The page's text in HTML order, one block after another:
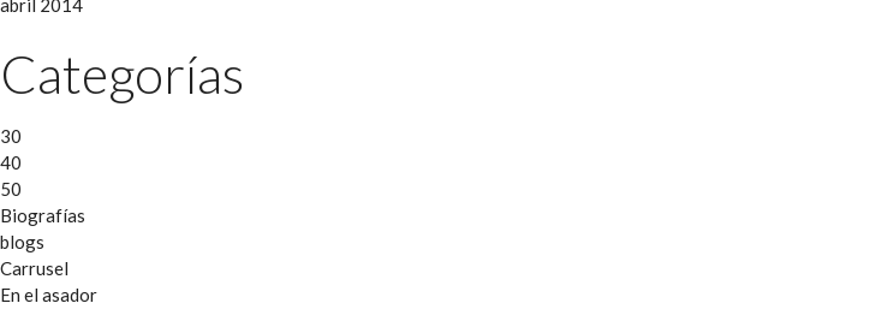
abril 2014
Categorías
30
40
50
Biografías
blogs
Carrusel
En el asador